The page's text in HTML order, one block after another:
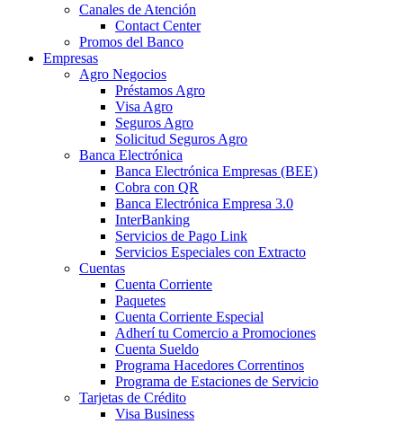
Canales de Atención
Contact Center
Promos del Banco
Empresas
Agro Negocios
Préstamos Agro
Visa Agro
Seguros Agro
Solicitud Seguros Agro
Banca Electrónica
Banca Electrónica Empresas (BEE)
Cobra con QR
Banca Electrónica Empresa 3.0
InterBanking
Servicios de Pago Link
Servicios Especiales con Extracto
Cuentas
Cuenta Corriente
Paquetes
Cuenta Corriente Especial
Adherí tu Comercio a Promociones
Cuenta Sueldo
Programa Hacedores Correntinos
Programa de Estaciones de Servicio
Tarjetas de Crédito
Visa Business